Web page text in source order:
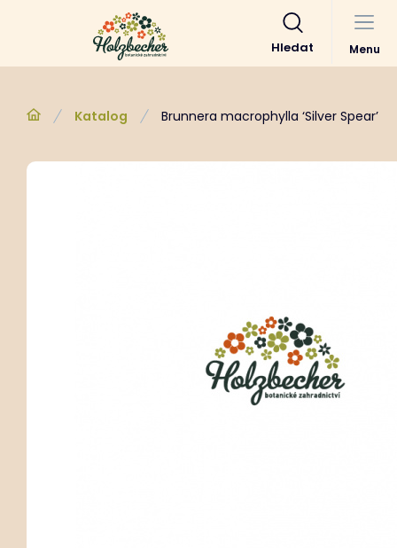
Hledat Menu
Katalog Brunnera macrophylla ‘Silver Spear’